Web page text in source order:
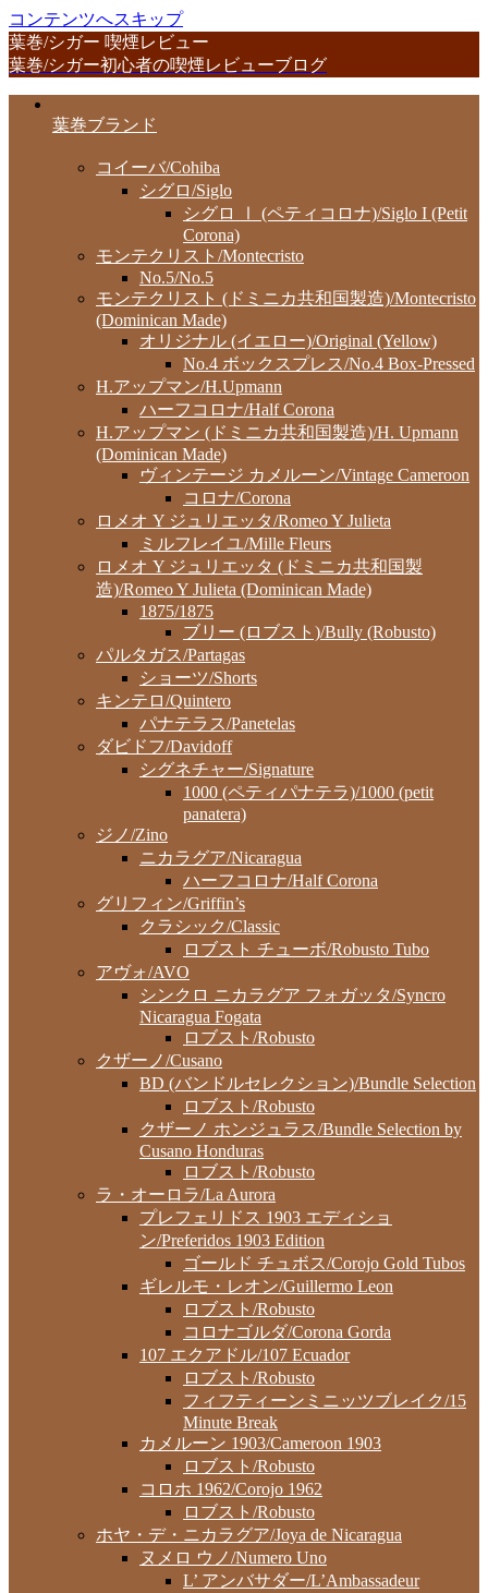
コンテンツへスキップ
葉巻/シガー 喫煙レビュー
葉巻/シガー初心者の喫煙レビューブログ
葉巻ブランド
コイーバ/Cohiba
シグロ/Siglo
シグロ Ⅰ (ペティコロナ)/Siglo I (Petit
Corona)
モンテクリスト/Montecristo
No.5/No.5
モンテクリスト (ドミニカ共和国製造)/Montecristo
(Dominican Made)
オリジナル (イエロー)/Original (Yellow)
No.4 ボックスプレス/No.4 Box-Pressed
H.アップマン/H.Upmann
ハーフコロナ/Half Corona
H.アップマン (ドミニカ共和国製造)/H. Upmann
(Dominican Made)
ヴィンテージ カメルーン/Vintage Cameroon
コロナ/Corona
ロメオ Y ジュリエッタ/Romeo Y Julieta
ミルフレイユ/Mille Fleurs
ロメオ Y ジュリエッタ (ドミニカ共和国製
造)/Romeo Y Julieta (Dominican Made)
1875/1875
ブリー (ロブスト)/Bully (Robusto)
パルタガス/Partagas
ショーツ/Shorts
キンテロ/Quintero
パナテラス/Panetelas
ダビドフ/Davidoff
シグネチャー/Signature
1000 (ペティパナテラ)/1000 (petit
panatera)
ジノ/Zino
ニカラグア/Nicaragua
ハーフコロナ/Half Corona
グリフィン/Griffin’s
クラシック/Classic
ロブスト チューボ/Robusto Tubo
アヴォ/AVO
シンクロ ニカラグア フォガッタ/Syncro
Nicaragua Fogata
ロブスト/Robusto
クザーノ/Cusano
BD (バンドルセレクション)/Bundle Selection
ロブスト/Robusto
クザーノ ホンジュラス/Bundle Selection by
Cusano Honduras
ロブスト/Robusto
ラ・オーロラ/La Aurora
プレフェリドス 1903 エディショ
ン/Preferidos 1903 Edition
ゴールド チュボス/Corojo Gold Tubos
ギレルモ・レオン/Guillermo Leon
ロブスト/Robusto
コロナゴルダ/Corona Gorda
107 エクアドル/107 Ecuador
ロブスト/Robusto
フィフティーンミニッツブレイク/15
Minute Break
カメルーン 1903/Cameroon 1903
ロブスト/Robusto
コロホ 1962/Corojo 1962
ロブスト/Robusto
ホヤ・デ・ニカラグア/Joya de Nicaragua
ヌメロ ウノ/Numero Uno
L’ アンバサダー/L’Ambassadeur